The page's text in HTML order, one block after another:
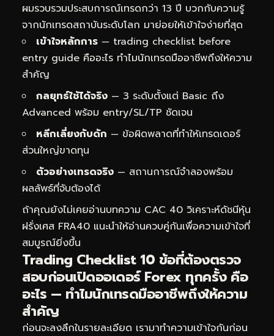
ผมรวบรวมประสบการณ์เทรดกว่า 13 ปี บวกกับความรู้
จากนักเทรดสถาบันระดับโลก มาย่อยให้เข้าใจง่ายที่สุด
เข้าใจหลักการ — trading checklist before
entry guide คืออะไร ทำไมนักเทรดมืออาชีพถึงให้ความ
สำคัญ
กลยุทธ์ใช้ได้จริง — 3 ระดับตั้งแต่ Basic ถึง
Advanced พร้อม entry/SL/TP ชัดเจน
หลีกเลี่ยงกับดัก — ข้อผิดพลาดที่ทำให้เทรดเดอร์
ส่วนใหญ่ขาดทุน
ตัวอย่างเทรดจริง — สถานการณ์จำลองพร้อม
ผลลัพธ์ที่จับต้องได้
ถ้าคุณยังไม่เคยอ่านบทความ CAC 40 วิเคราะห์ดัชนีหุ้น
ฝรั่งเศส FRA40 แนะนำให้อ่านควบคู่กันเพื่อความเข้าใจที่
สมบูรณ์ยิ่งขึ้น
Trading Checklist 10 ข้อที่ต้องตรวจ
สอบก่อนเปิดออเดอร์ Forex ทุกครั้ง คือ
อะไร — ทำไมนักเทรดมืออาชีพถึงให้ความ
สำคัญ
ก่อนจะลงลึกในรายละเอียด เรามาทำความเข้าใจกันก่อน